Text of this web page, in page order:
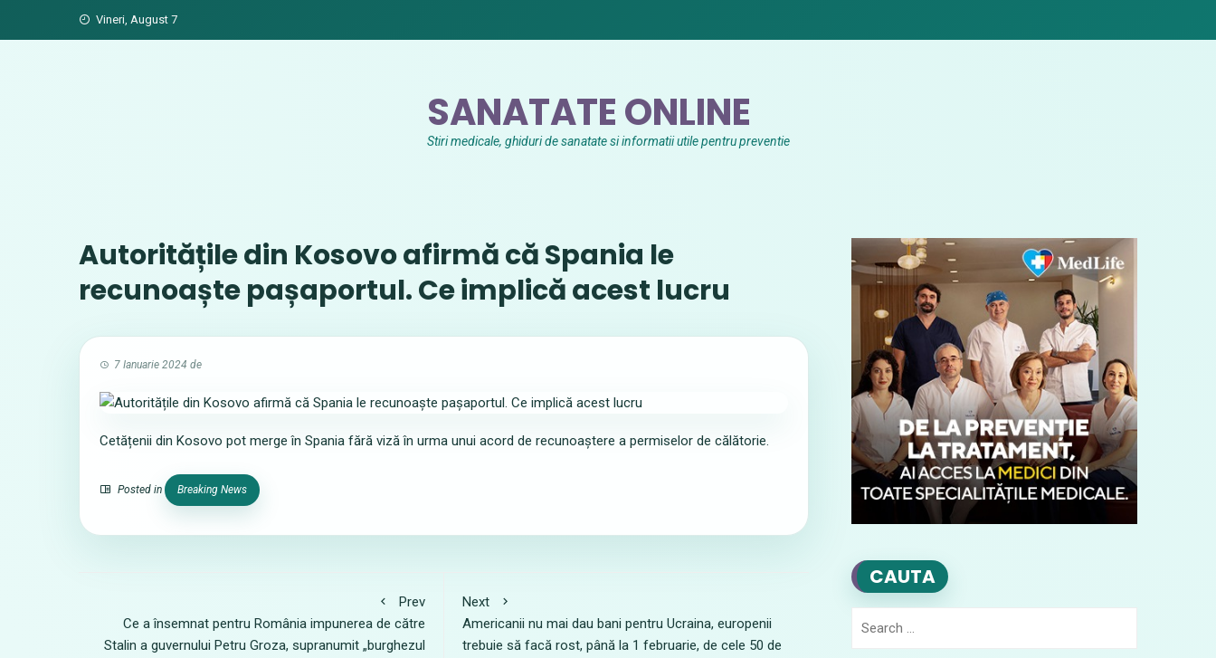
Vineri, August 7
SANATATE ONLINE
Stiri medicale, ghiduri de sanatate si informatii utile pentru preventie
Autoritățile din Kosovo afirmă că Spania le
recunoaște pașaportul. Ce implică acest lucru
7 Ianuarie 2024 de
Cetățenii din Kosovo pot merge în Spania fără viză în urma unui acord de recunoaștere a permiselor de călătorie.
Posted in Breaking News
Prev
Ce a însemnat pentru România impunerea de către
Stalin a guvernului Petru Groza, supranumit „burghezul
Next
Americanii nu mai dau bani pentru Ucraina, europenii
trebuie să facă rost, până la 1 februarie, de cele 50 de
CAUTA